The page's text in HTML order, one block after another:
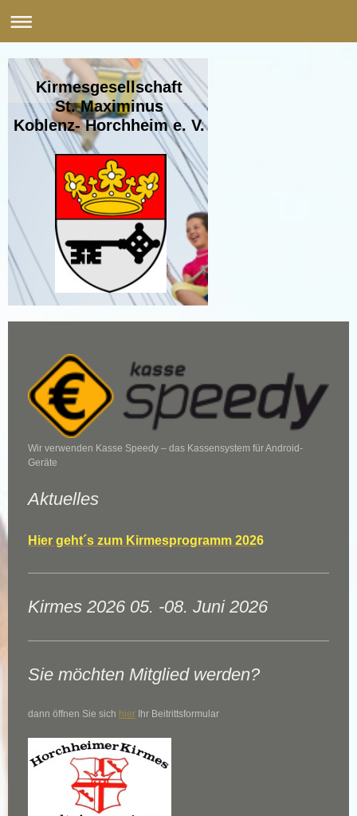
Kirmesgesellschaft
St. Maximinus
Koblenz- Horchheim e. V.
Wir verwenden Kasse Speedy – das Kassensystem für Android-
Geräte
Aktuelles
Hier geht´s zum Kirmesprogramm 2026
Kirmes 2026 05. -08. Juni 2026
Sie möchten Mitglied werden?
dann öffnen Sie sich hier Ihr Beitrittsformular